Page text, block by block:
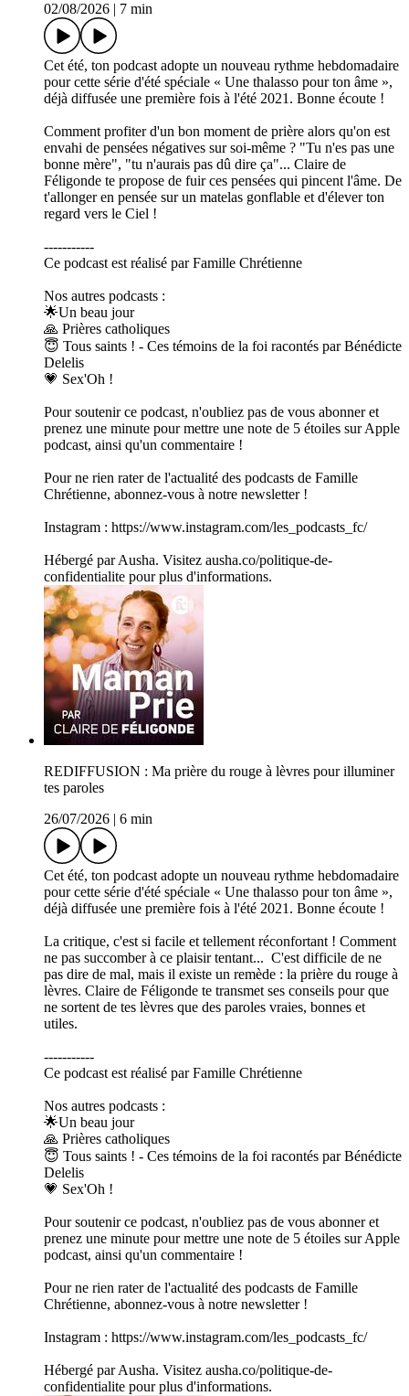
02/08/2026
7 min
Cet été, ton podcast adopte un nouveau rythme hebdomadaire
pour cette série d'été spéciale « Une thalasso pour ton âme »,
déjà diffusée une première fois à l'été 2021. Bonne écoute !
Comment profiter d'un bon moment de prière alors qu'on est
envahi de pensées négatives sur soi-même ? "Tu n'es pas une
bonne mère", "tu n'aurais pas dû dire ça"... Claire de
Féligonde te propose de fuir ces pensées qui pincent l'âme. De
t'allonger en pensée sur un matelas gonflable et d'élever ton
regard vers le Ciel !
-----------
Ce podcast est réalisé par Famille Chrétienne
Nos autres podcasts :
🌟Un beau jour
🙏 Prières catholiques
😇 Tous saints ! - Ces témoins de la foi racontés par Bénédicte
Delelis
💗 Sex'Oh !
Pour soutenir ce podcast, n'oubliez pas de vous abonner et
prenez une minute pour mettre une note de 5 étoiles sur Apple
podcast, ainsi qu'un commentaire !
Pour ne rien rater de l'actualité des podcasts de Famille
Chrétienne, abonnez-vous à notre newsletter !
Instagram : https://www.instagram.com/les_podcasts_fc/
Hébergé par Ausha. Visitez ausha.co/politique-de-
confidentialite pour plus d'informations.
REDIFFUSION : Ma prière du rouge à lèvres pour illuminer
tes paroles
26/07/2026
6 min
Cet été, ton podcast adopte un nouveau rythme hebdomadaire
pour cette série d'été spéciale « Une thalasso pour ton âme »,
déjà diffusée une première fois à l'été 2021. Bonne écoute !
La critique, c'est si facile et tellement réconfortant ! Comment
ne pas succomber à ce plaisir tentant... C'est difficile de ne
pas dire de mal, mais il existe un remède : la prière du rouge à
lèvres. Claire de Féligonde te transmet ses conseils pour que
ne sortent de tes lèvres que des paroles vraies, bonnes et
utiles.
-----------
Ce podcast est réalisé par Famille Chrétienne
Nos autres podcasts :
🌟Un beau jour
🙏 Prières catholiques
😇 Tous saints ! - Ces témoins de la foi racontés par Bénédicte
Delelis
💗 Sex'Oh !
Pour soutenir ce podcast, n'oubliez pas de vous abonner et
prenez une minute pour mettre une note de 5 étoiles sur Apple
podcast, ainsi qu'un commentaire !
Pour ne rien rater de l'actualité des podcasts de Famille
Chrétienne, abonnez-vous à notre newsletter !
Instagram : https://www.instagram.com/les_podcasts_fc/
Hébergé par Ausha. Visitez ausha.co/politique-de-
confidentialite pour plus d'informations.